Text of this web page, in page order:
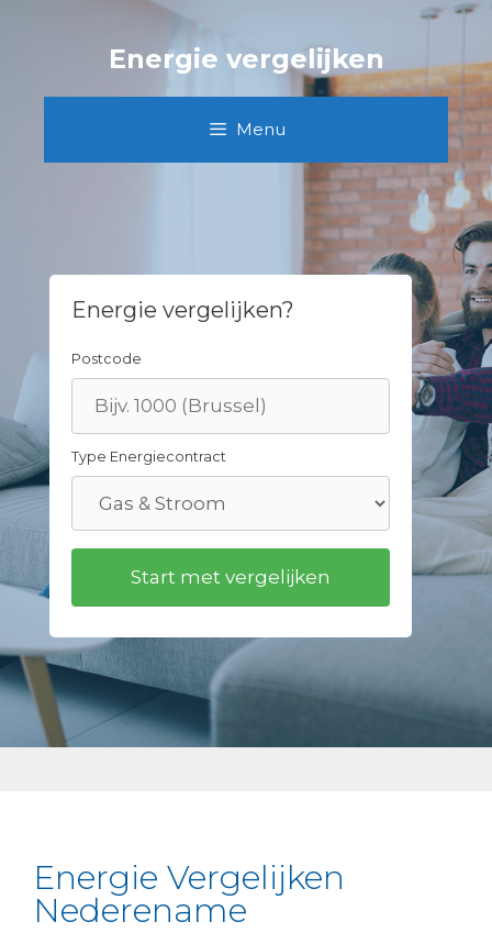
Energie vergelijken
Menu
Energie vergelijken?
Postcode
Type Energiecontract
Energie Vergelijken
Nederename